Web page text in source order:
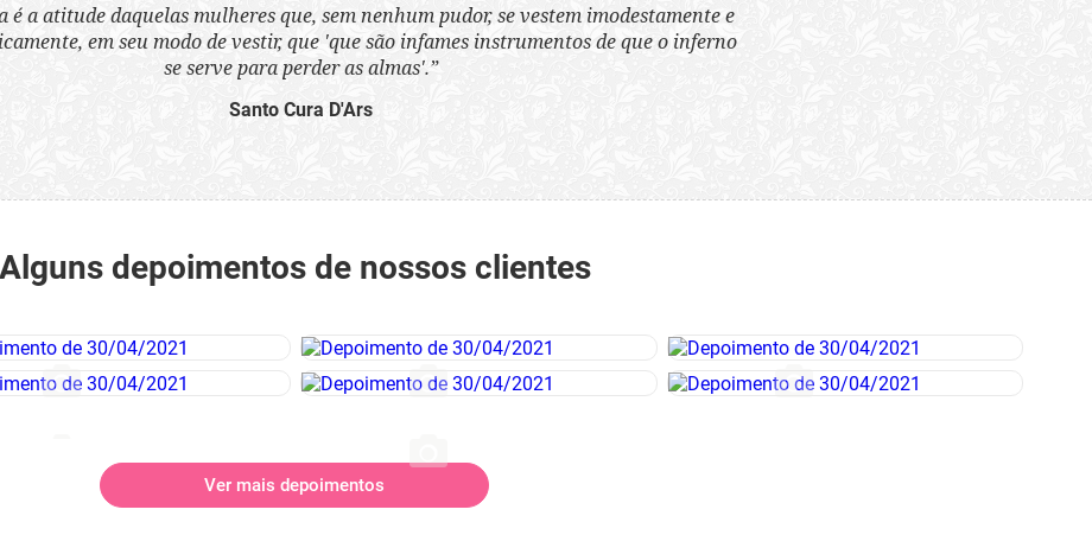
é a atitude daquelas mulheres que, sem nenhum pudor, se vestem imodestamente e
em seu modo de vestir, que 'que são infames instrumentos de que o inferno
se serve para perder as almas'.”
Santo Cura D'Ars
Alguns depoimentos de nossos clientes
Ver mais depoimentos